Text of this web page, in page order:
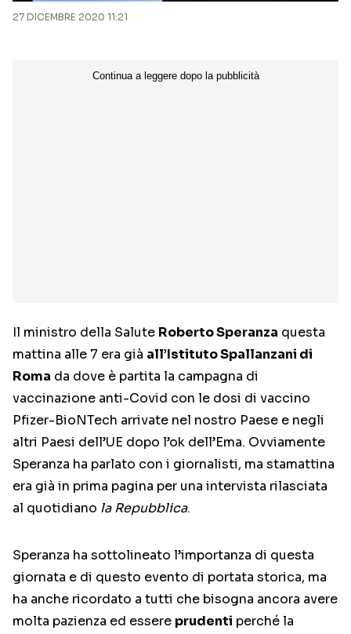
27 DICEMBRE 2020 11:21
Il ministro della Salute Roberto Speranza questa
mattina alle 7 era già all’Istituto Spallanzani di
Roma da dove è partita la campagna di
vaccinazione anti-Covid con le dosi di vaccino
Pfizer-BioNTech arrivate nel nostro Paese e negli
altri Paesi dell’UE dopo l’ok dell’Ema. Ovviamente
Speranza ha parlato con i giornalisti, ma stamattina
era già in prima pagina per una intervista rilasciata
al quotidiano la Repubblica.
Speranza ha sottolineato l’importanza di questa
giornata e di questo evento di portata storica, ma
ha anche ricordato a tutti che bisogna ancora avere
molta pazienza ed essere prudenti perché la